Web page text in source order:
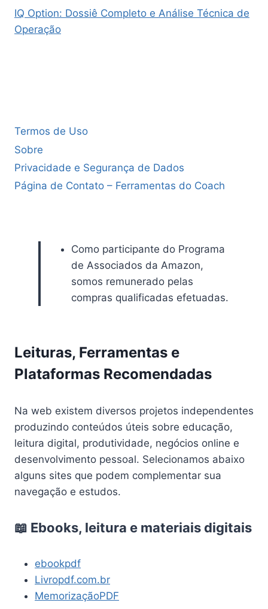
IQ Option: Dossiê Completo e Análise Técnica de
Operação
Termos de Uso
Sobre
Privacidade e Segurança de Dados
Página de Contato – Ferramentas do Coach
Como participante do Programa
de Associados da Amazon,
somos remunerado pelas
compras qualificadas efetuadas.
Leituras, Ferramentas e
Plataformas Recomendadas
Na web existem diversos projetos independentes
produzindo conteúdos úteis sobre educação,
leitura digital, produtividade, negócios online e
desenvolvimento pessoal. Selecionamos abaixo
alguns sites que podem complementar sua
navegação e estudos.
📖 Ebooks, leitura e materiais digitais
ebookpdf
Livropdf.com.br
MemorizaçãoPDF